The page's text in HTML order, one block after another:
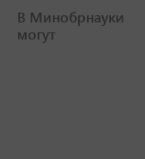
В Минобрнауки
могут